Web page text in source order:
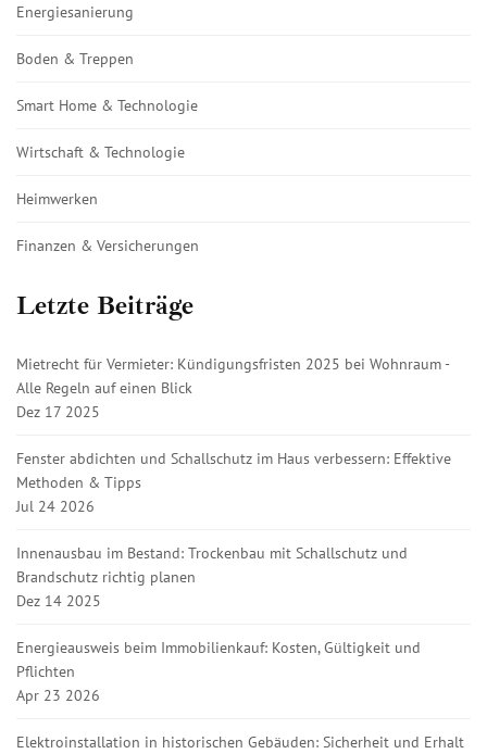
Energiesanierung
Boden & Treppen
Smart Home & Technologie
Wirtschaft & Technologie
Heimwerken
Finanzen & Versicherungen
Letzte Beiträge
Mietrecht für Vermieter: Kündigungsfristen 2025 bei Wohnraum -
Alle Regeln auf einen Blick
Dez 17 2025
Fenster abdichten und Schallschutz im Haus verbessern: Effektive
Methoden & Tipps
Jul 24 2026
Innenausbau im Bestand: Trockenbau mit Schallschutz und
Brandschutz richtig planen
Dez 14 2025
Energieausweis beim Immobilienkauf: Kosten, Gültigkeit und
Pflichten
Apr 23 2026
Elektroinstallation in historischen Gebäuden: Sicherheit und Erhalt